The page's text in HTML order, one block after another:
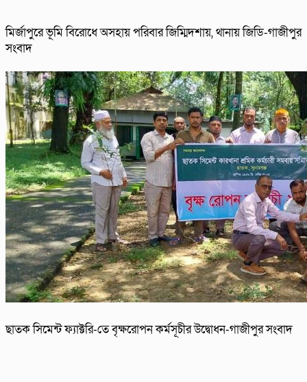
মির্জাপুরে ভূমি বিরোধে অসহায় পরিবার জিম্মিদশায়, থানায় জিডি-গাজীপুর
সংবাদ
ছাতক সিমেন্ট ফ্যাক্টরি-তে বৃক্ষরোপন কর্মসূচীর উদ্বোধন-গাজীপুর সংবাদ